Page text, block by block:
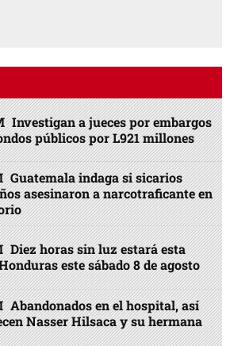
Investigan a jueces por embargos
públicos por L921 millones
Guatemala indaga si sicarios
asesinaron a narcotraficante en
Diez horas sin luz estará esta
este sábado 8 de agosto
Abandonados en el hospital, así
Nasser Hilsaca y su hermana